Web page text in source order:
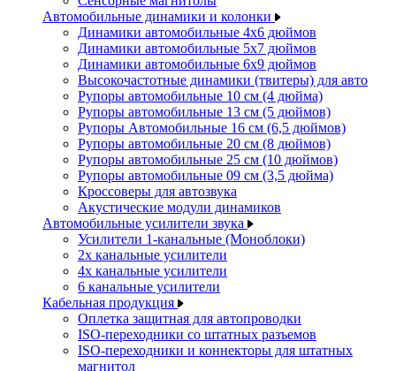
Автомобильные динамики и колонки
Динамики автомобильные 4x6 дюймов
Динамики автомобильные 5x7 дюймов
Динамики автомобильные 6x9 дюймов
Высокочастотные динамики (твитеры) для авто
Рупоры автомобильные 10 см (4 дюйма)
Рупоры автомобильные 13 см (5 дюймов)
Рупоры Автомобильные 16 см (6,5 дюймов)
Рупоры автомобильные 20 см (8 дюймов)
Рупоры автомобильные 25 см (10 дюймов)
Рупоры автомобильные 09 см (3,5 дюйма)
Кроссоверы для автозвука
Акустические модули динамиков
Автомобильные усилители звука
Усилители 1-канальные (Моноблоки)
2х канальные усилители
4х канальные усилители
6 канальные усилители
Кабельная продукция
Оплетка защитная для автопроводки
ISO-переходники со штатных разъемов
ISO-переходники и коннекторы для штатных
магнитол